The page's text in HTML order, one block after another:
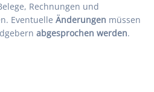
Rechnungen und
Eventuelle Änderungen müssen
abgesprochen werden.